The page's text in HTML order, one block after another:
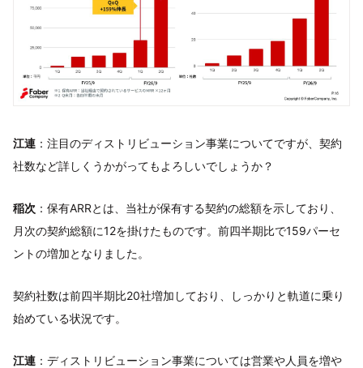
江連 ：注目のディストリビューション事業についてですが、契約
社数など詳しくうかがってもよろしいでしょうか？
稲次 ：保有ARRとは、当社が保有する契約の総額を示しており、
月次の契約総額に12を掛けたものです。前四半期比で159パーセ
ントの増加となりました。
契約社数は前四半期比20社増加しており、しっかりと軌道に乗り
始めている状況です。
江連 ：ディストリビューション事業については営業や人員を増や